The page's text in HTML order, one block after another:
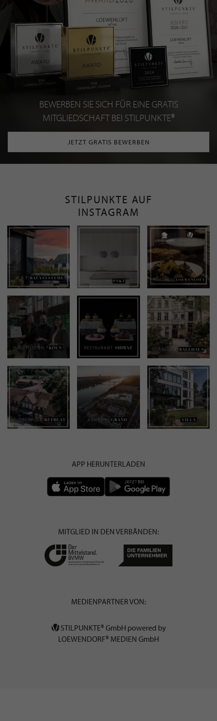
BEWERBEN SIE SICH FÜR EINE GRATIS
MITGLIEDSCHAFT BEI STILPUNKTE®
JETZT GRATIS BEWERBEN
STILPUNKTE AUF
INSTAGRAM
APP HERUNTERLADEN
MITGLIED IN DEN VERBÄNDEN:
MEDIENPARTNER VON:
STILPUNKTE® GmbH powered by
LOEWENDORF® MEDIEN GmbH